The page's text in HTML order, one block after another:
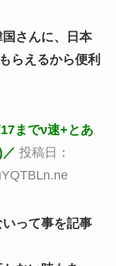
さんに、日本
らえるから便利
までν速+とあ
投稿日：
って事を記事